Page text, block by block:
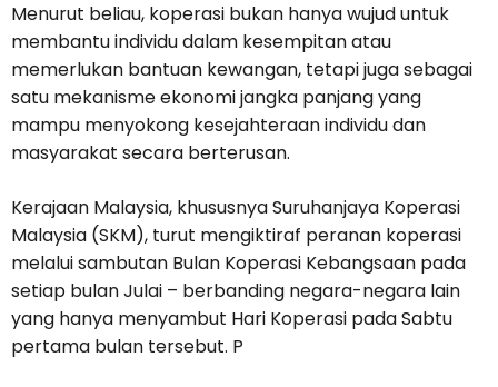
Menurut beliau, koperasi bukan hanya wujud untuk
membantu individu dalam kesempitan atau
memerlukan bantuan kewangan, tetapi juga sebagai
satu mekanisme ekonomi jangka panjang yang
mampu menyokong kesejahteraan individu dan
masyarakat secara berterusan.
Kerajaan Malaysia, khususnya Suruhanjaya Koperasi
Malaysia (SKM), turut mengiktiraf peranan koperasi
melalui sambutan Bulan Koperasi Kebangsaan pada
setiap bulan Julai – berbanding negara-negara lain
yang hanya menyambut Hari Koperasi pada Sabtu
pertama bulan tersebut. P